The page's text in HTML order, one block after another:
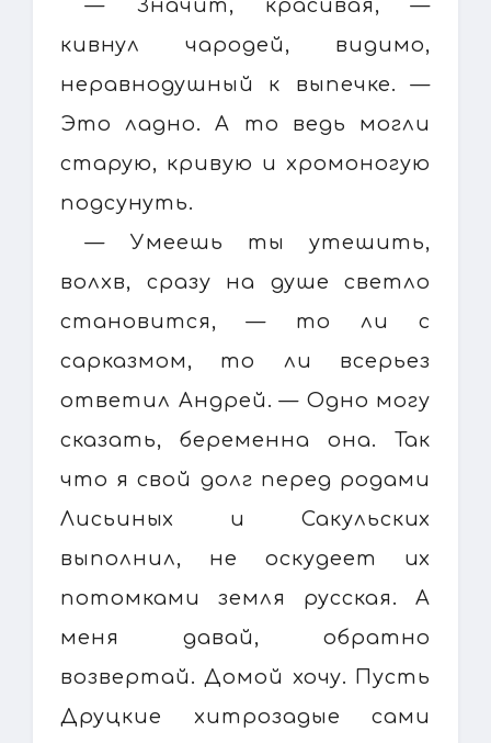
— Значит, красивая, —
кивнул чародей, видимо,
неравнодушный к выпечке. —
Это ладно. А то ведь могли
старую, кривую и хромоногую
подсунуть.
— Умеешь ты утешить,
волхв, сразу на душе светло
становится, — то ли с
сарказмом, то ли всерьез
ответил Андрей. — Одно могу
сказать, беременна она. Так
что я свой долг перед родами
Лисьиных и Сакульских
выполнил, не оскудеет их
потомками земля русская. А
меня давай, обратно
возвертай. Домой хочу. Пусть
Друцкие хитрозадые сами